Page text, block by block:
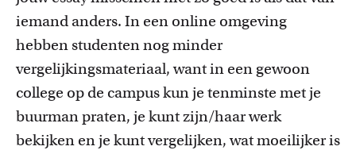
iemand anders. In een online omgeving
hebben studenten nog minder
vergelijkingsmateriaal, want in een gewoon
college op de campus kun je tenminste met je
buurman praten, je kunt zijn/haarwerk
bekijken en je kunt vergelijken, wat moeilijker is